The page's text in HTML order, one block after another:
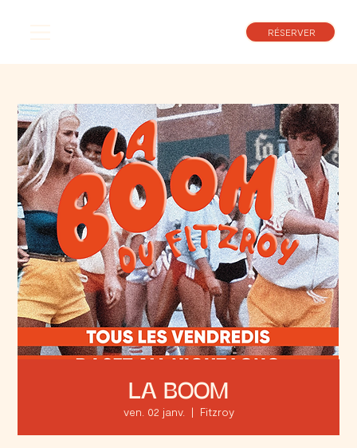
RÉSERVER
LA BOOM
ven. 02 janv.
  |
Fitzroy